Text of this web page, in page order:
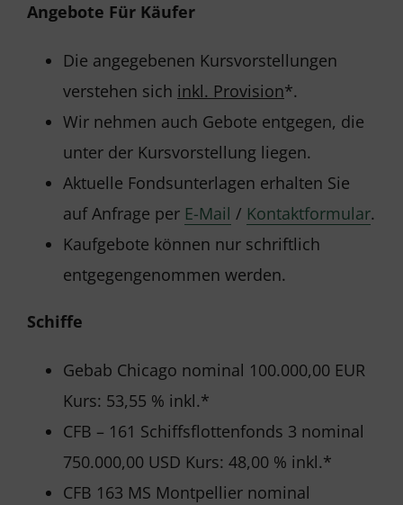
Angebote Für Käufer
Die angegebenen Kursvorstellungen
verstehen sich inkl. Provision*.
Wir nehmen auch Gebote entgegen, die
unter der Kursvorstellung liegen.
Aktuelle Fondsunterlagen erhalten Sie
auf Anfrage per E-Mail / Kontaktformular.
Kaufgebote können nur schriftlich
entgegengenommen werden.
Schiffe
Gebab Chicago nominal 100.000,00 EUR
Kurs: 53,55 % inkl.*
CFB – 161 Schiffsflottenfonds 3 nominal
750.000,00 USD Kurs: 48,00 % inkl.*
CFB 163 MS Montpellier nominal